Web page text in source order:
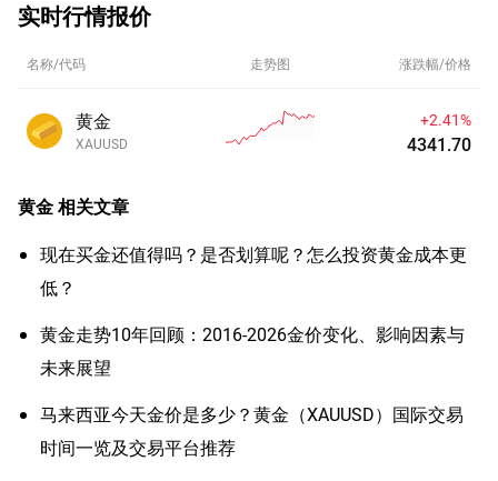
实时行情报价
名称/代码 走势图 涨跌幅/价格
黄金
XAUUSD
+2.41%
4341.70
黄金相关文章
现在买金还值得吗？是否划算呢？怎么投资黄金成本更
低？
黄金走势10年回顾：2016-2026金价变化、影响因素与
未来展望
马来西亚今天金价是多少？黄金（XAUUSD）国际交易
时间一览及交易平台推荐